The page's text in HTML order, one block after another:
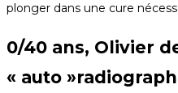
plonger dans une cure
0/40 ans, Olivier
« auto